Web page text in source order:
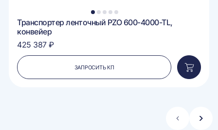
1 2 3 4 5
Транспортер ленточный PZO 600-4000-TL,
конвейер
425 387 ₽
ЗАПРОСИТЬ КП
в
Стрелка